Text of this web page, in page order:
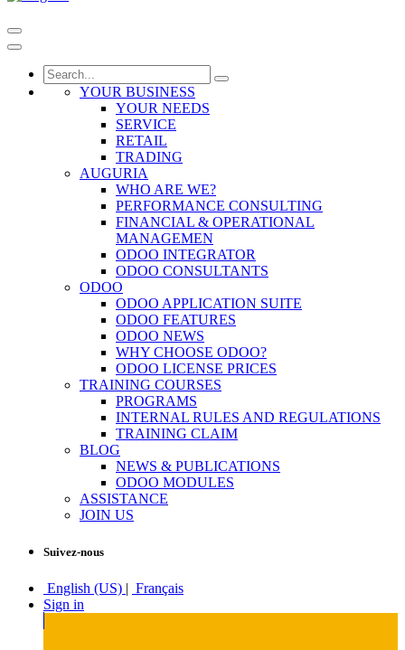
YOUR BUSINESS
YOUR NEEDS
SERVICE
RETAIL
TRADING
AUGURIA
WHO ARE WE?
PERFORMANCE CONSULTING
FINANCIAL & OPERATIONAL
MANAGEMEN
ODOO INTEGRATOR
ODOO CONSULTANTS
ODOO
ODOO APPLICATION SUITE
ODOO FEATURES
ODOO NEWS
WHY CHOOSE ODOO?
ODOO LICENSE PRICES
TRAINING COURSES
PROGRAMS
INTERNAL RULES AND REGULATIONS
TRAINING CLAIM
BLOG
NEWS & PUBLICATIONS
ODOO MODULES
ASSISTANCE
JOIN US
Suivez-nous
English (US) | Français
Sign in